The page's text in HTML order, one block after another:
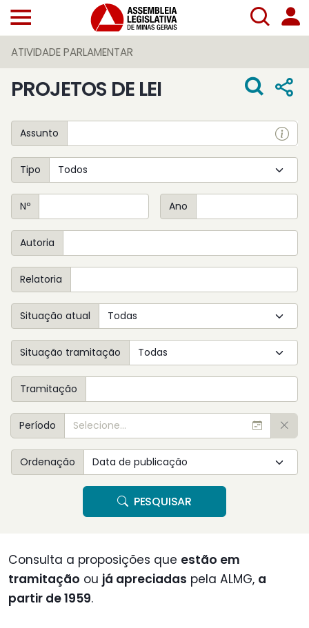
ATIVIDADE PARLAMENTAR
PROJETOS DE LEI
Assunto
Tipo
Nº Ano
Autoria
Relatoria
Situação atual
Situação tramitação
Tramitação
Período
Ordenação
PESQUISAR
Consulta a proposições que estão em
tramitação ou já apreciadas pela ALMG, a
partir de 1959.